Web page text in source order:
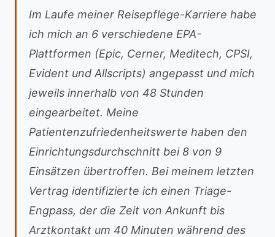
Im Laufe meiner Reisepflege-Karriere habe
ich mich an 6 verschiedene EPA-
Plattformen (Epic, Cerner, Meditech, CPSI,
Evident und Allscripts) angepasst und mich
jeweils innerhalb von 48 Stunden
eingearbeitet. Meine
Patientenzufriedenheitswerte haben den
Einrichtungsdurchschnitt bei 8 von 9
Einsätzen übertroffen. Bei meinem letzten
Vertrag identifizierte ich einen Triage-
Engpass, der die Zeit von Ankunft bis
Arztkontakt um 40 Minuten während des